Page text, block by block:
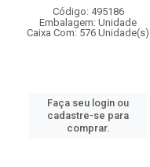
Código: 495186
Embalagem: Unidade
Caixa Com: 576 Unidade(s)
Faça seu login ou
cadastre-se para
comprar.